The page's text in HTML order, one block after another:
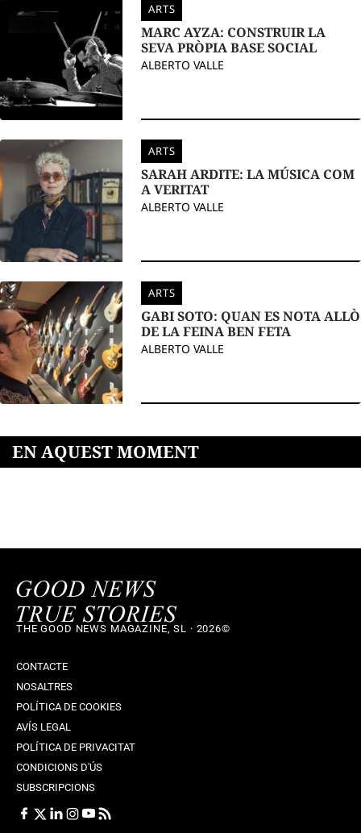
ARTS
MARC AYZA: CONSTRUIR LA
SEVA PRÒPIA BASE SOCIAL
ALBERTO VALLE
ARTS
SARAH ARDITE: LA MÚSICA COM
A VERITAT
ALBERTO VALLE
ARTS
GABI SOTO: QUAN ES NOTA ALLÒ
DE LA FEINA BEN FETA
ALBERTO VALLE
EN AQUEST MOMENT
THE GOOD NEWS MAGAZINE, SL · 2026©
CONTACTE
NOSALTRES
POLÍTICA DE COOKIES
AVÍS LEGAL
POLÍTICA DE PRIVACITAT
CONDICIONS D'ÚS
SUBSCRIPCIONS